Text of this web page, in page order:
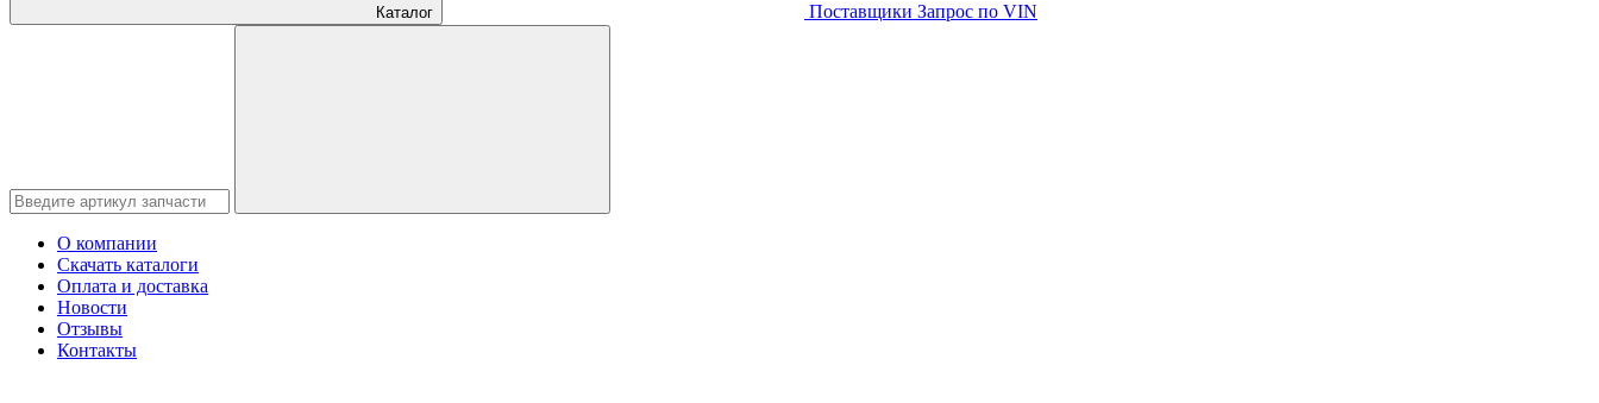
Каталог Поставщики Запрос по VIN
О компании
Скачать каталоги
Оплата и доставка
Новости
Отзывы
Контакты